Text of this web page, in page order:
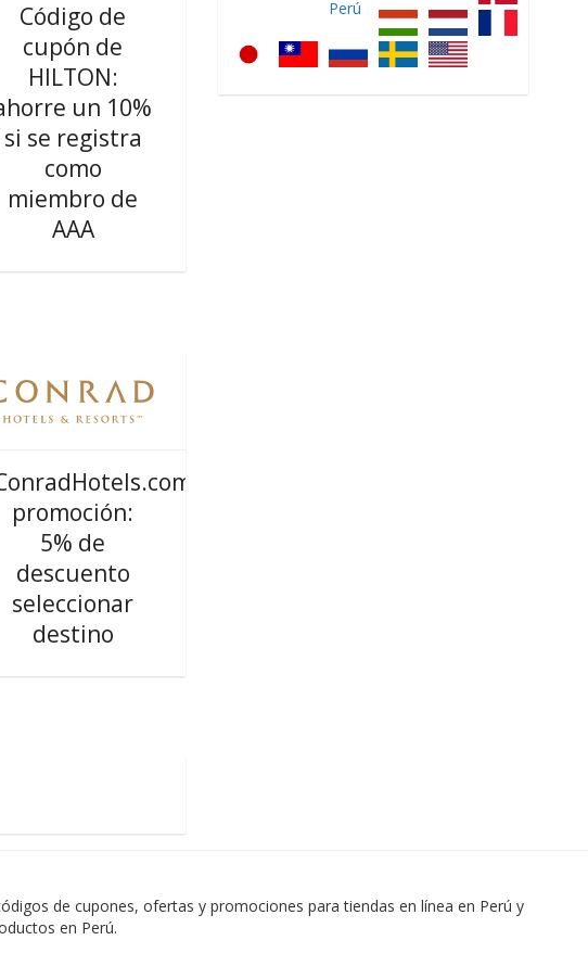
Código de
cupón de
HILTON:
un 10%
si se registra
como
miembro de
AAA
promoción:
5% de
descuento
seleccionar
destino
de cupones, ofertas y promociones para tiendas en línea en Perú y
en Perú.